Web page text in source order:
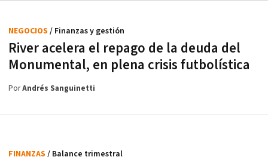
River acelera el repago de la deuda del
Monumental, en plena crisis futbolística
NEGOCIOS / Finanzas y gestión
PorAndrés Sanguinetti
FINANZAS / Balance trimestral